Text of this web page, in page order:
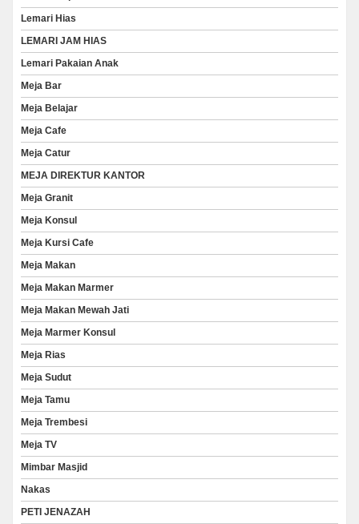
Lemari Hias
LEMARI JAM HIAS
Lemari Pakaian Anak
Meja Bar
Meja Belajar
Meja Cafe
Meja Catur
MEJA DIREKTUR KANTOR
Meja Granit
Meja Konsul
Meja Kursi Cafe
Meja Makan
Meja Makan Marmer
Meja Makan Mewah Jati
Meja Marmer Konsul
Meja Rias
Meja Sudut
Meja Tamu
Meja Trembesi
Meja TV
Mimbar Masjid
Nakas
PETI JENAZAH